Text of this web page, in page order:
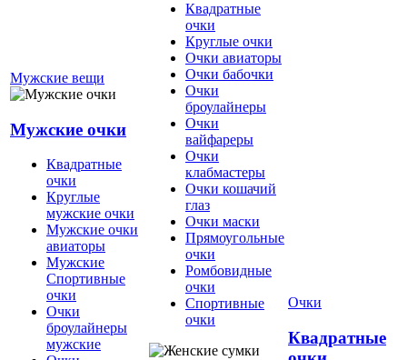
Мужские вещи
Мужские очки
Квадратные
очки
Круглые
мужские очки
Мужские очки
авиаторы
Мужские
Спортивные
очки
Очки
броулайнеры
мужские
Квадратные
очки
Круглые очки
Очки авиаторы
Очки бабочки
Очки
броулайнеры
Очки
вайфареры
Очки
клабмастеры
Очки кошачий
глаз
Очки маски
Прямоугольные
очки
Ромбовидные
очки
Спортивные
очки
Очки
Квадратные